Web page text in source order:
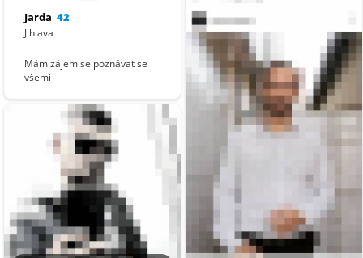
Jarda 42
Jihlava
Mám zájem se poznávat se
všemi